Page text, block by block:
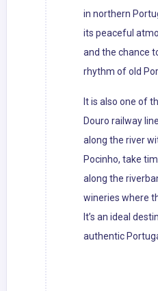
in northern
its peaceful
and the chance
rhythm of old
It is also one of
Douro railway
along the river
Pocinho, take
along the
wineries where
It’s an ideal
authentic